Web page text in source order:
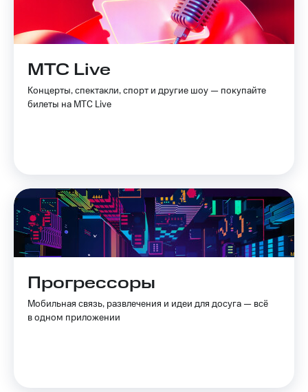
МТС Live
Концерты, спектакли, спорт и другие шоу — покупайте
билеты на МТС Live
Прогрессоры
Мобильная связь, развлечения и идеи для досуга — всё
в одном приложении